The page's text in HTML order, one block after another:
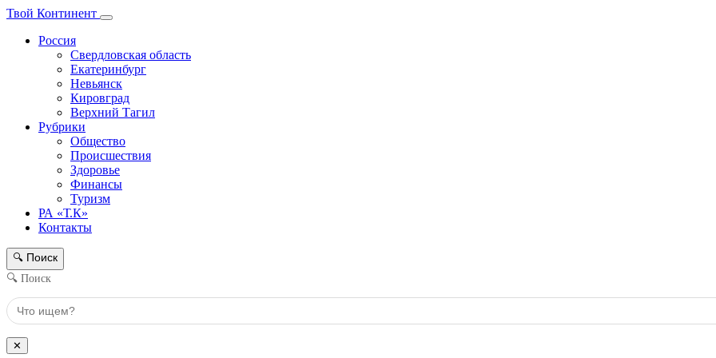
Твой Континент
Россия
Свердловская область
Екатеринбург
Невьянск
Кировград
Верхний Тагил
Рубрики
Общество
Происшествия
Здоровье
Финансы
Туризм
РА «Т.К»
Контакты
🔍 Поиск
🔍 Поиск
✕